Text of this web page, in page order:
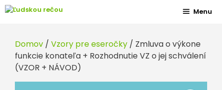
Preskočiť
Menu
Domov / Vzory pre eseročky / Zmluva o výkone
funkcie konateľa + Rozhodnutie VZ o jej schválení
(VZOR + NÁVOD)